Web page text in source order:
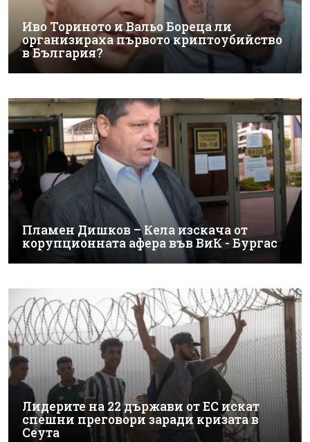
Иво Ториното и Вальо Бореца ли
организираха първото криптоубийство
в България?
Пламен Дишков – Кела изскача от
корупционната афера във ВиК - Бургас
Лидерите на 22 държави от ЕС искат
спешни преговори заради кризата в
Сеута